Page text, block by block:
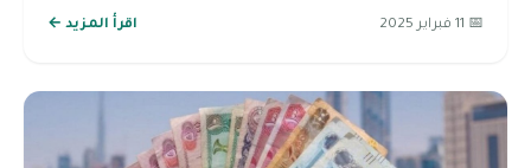
📅 11 فبراير 2025 اقرأ المزيد ←